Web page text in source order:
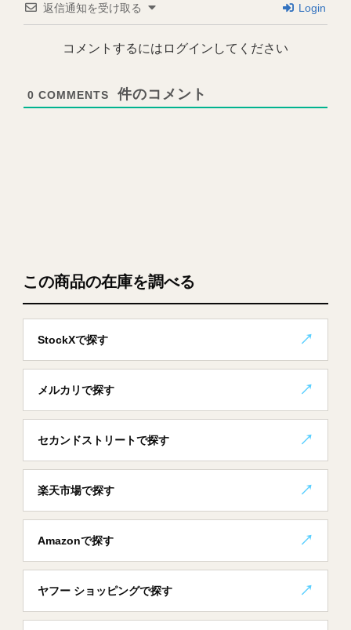
この商品の在庫を調べる
StockXで探す
メルカリで探す
セカンドストリートで探す
楽天市場で探す
Amazonで探す
ヤフー ショッピングで探す
返信通知を受け取る Login
コメントするにはログインしてください
0 COMMENTS